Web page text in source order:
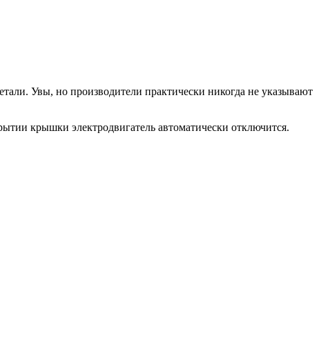
Увы, но производители практически никогда не указывают
крышки электродвигатель автоматически отключится.